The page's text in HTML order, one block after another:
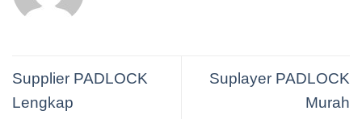
Supplier PADLOCK
Lengkap
Suplayer PADLOCK
Murah